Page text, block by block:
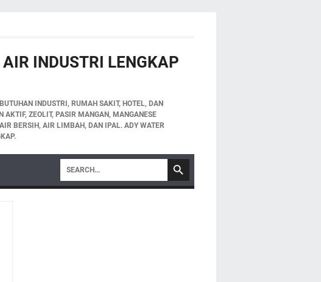
INDUSTRI LENGKAP
INDUSTRI, RUMAH SAKIT, HOTEL, DAN
ZEOLIT, PASIR MANGAN, MANGANESE
BERSIH, AIR LIMBAH, DAN IPAL. ADY WATER